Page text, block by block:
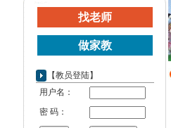
找老师
做家教
【教员登陆】
用户名：
密 码：